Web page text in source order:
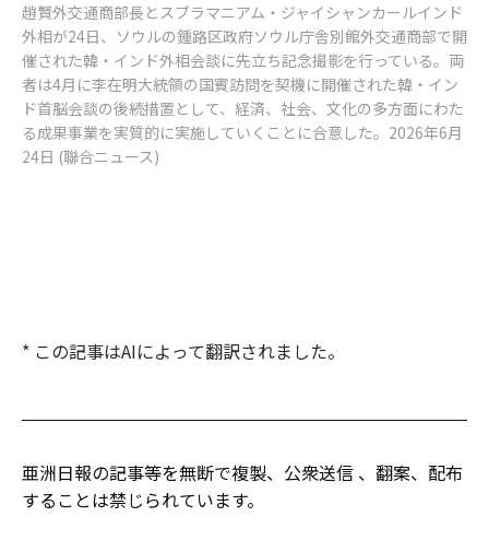
趙賢外交通商部長とスブラマニアム・ジャイシャンカールインド
外相が24日、ソウルの鍾路区政府ソウル庁舎別館外交通商部で開
催された韓・インド外相会談に先立ち記念撮影を行っている。両
者は4月に李在明大統領の国賓訪問を契機に開催された韓・イン
ド首脳会談の後続措置として、経済、社会、文化の多方面にわた
る成果事業を実質的に実施していくことに合意した。2026年6月
24日 (聯合ニュース)
* この記事はAIによって翻訳されました。
亜洲日報の記事等を無断で複製、公衆送信 、翻案、配布
することは禁じられています。